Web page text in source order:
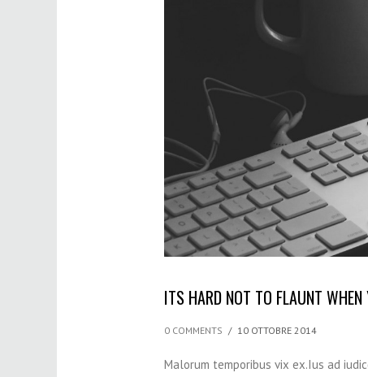
ITS HARD NOT TO FLAUNT
0 COMMENTS / 10 OTTOBRE 2014
Malorum temporibus vix ex.Ius ad